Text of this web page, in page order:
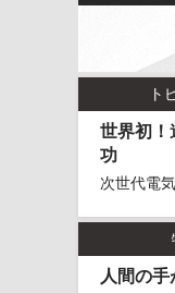
ト
世界初！
功
次世代電
人間の